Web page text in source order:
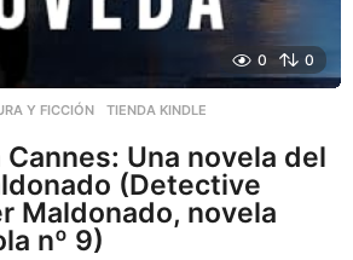
0 0
Y FICCIÓN ,TIENDA KINDLE
Una novela del
(Detective
Maldonado, novela
nº 9)